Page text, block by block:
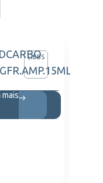
LIBBS
mais